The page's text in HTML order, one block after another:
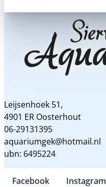
Leijsenhoek 51,
4901 ER Oosterhout
06-29131395
aquariumgek@hotmail.nl
ubn: 6495224
Facebook Instagram